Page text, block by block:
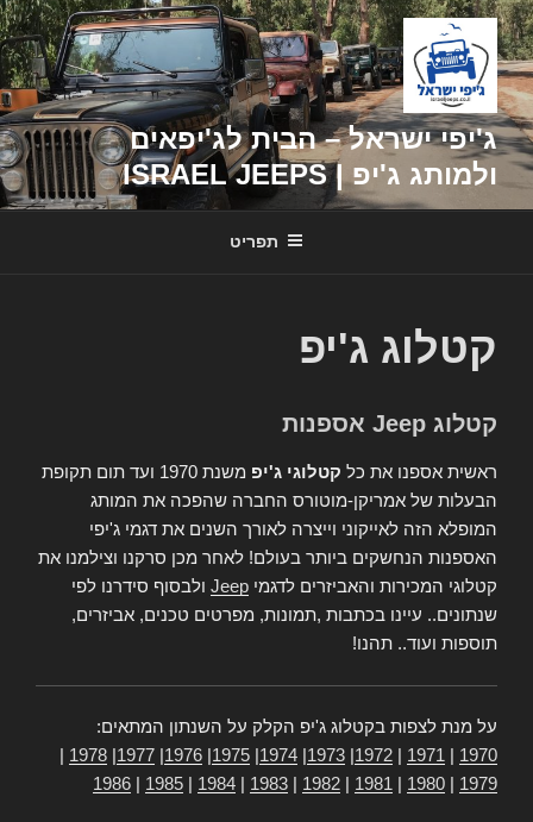
דילוג
לתוכן
ג'יפי ישראל – הבית לג'יפאים
ולמותג ג'יפ | ISRAEL JEEPS
תפריט
קטלוג ג'יפ
קטלוג Jeep אספנות
ראשית אספנו את כל קטלוגי ג'יפ
משנת 1970 ועד תום תקופת
הבעלות של אמריקן-מוטורס החברה שהפכה את המותג
המופלא הזה לאייקוני וייצרה לאורך השנים את דגמי ג'יפי
האספנות הנחשקים ביותר בעולם! לאחר מכן סרקנו וצילמנו את
קטלוגי המכירות והאביזרים לדגמי Jeep ולבסוף סידרנו לפי
שנתונים.. עיינו בכתבות ,תמונות, מפרטים טכנים, אביזרים,
תוספות ועוד.. תהנו!
על מנת לצפות בקטלוג ג'יפ הקלק על השנתון המתאים:
1970
1971
1972
1973
1974
1975
1976
1977
1978
1979
1980
1981
1982
1983
1984
1985
1986